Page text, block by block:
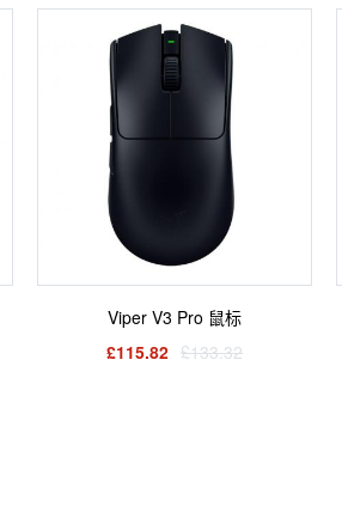
Viper V3 Pro 鼠标
£115.82 £133.32